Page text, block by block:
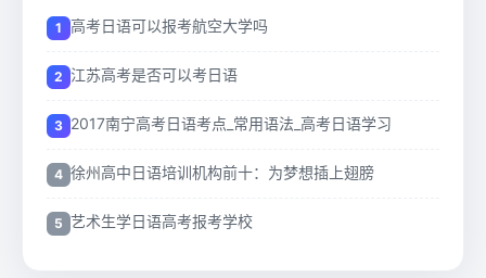
高考日语可以报考航空大学吗
江苏高考是否可以考日语
2017南宁高考日语考点_常用语法_高考日语学习
徐州高中日语培训机构前十：为梦想插上翅膀
艺术生学日语高考报考学校